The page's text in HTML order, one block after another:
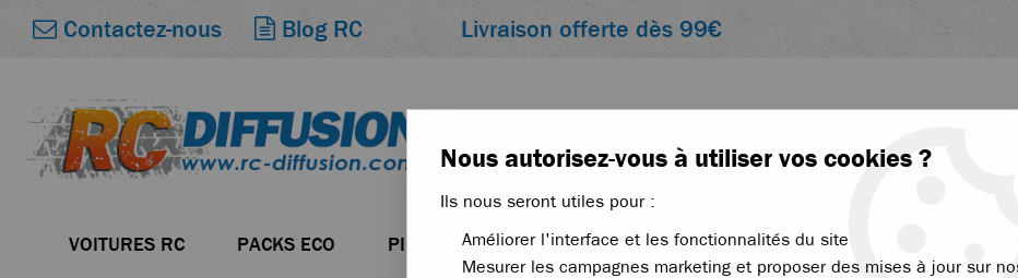
Contactez-nous Blog RC Livraison offerte dès 99€
VOITURES RC PACKS ECO PIÈCES ACCESSOIRES ÉLECTRONIQUE
Nous autorisez-vous à utiliser vos cookies ?
Ils nous seront utiles pour :
Améliorer l'interface et les fonctionnalités du site
Mesurer les campagnes marketing et proposer des mises à jour sur